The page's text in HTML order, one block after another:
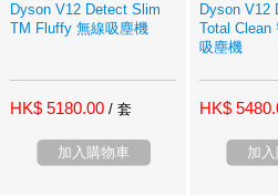
Dyson V12 Detect Slim
TM Fluffy 無線吸塵機
HK$ 5180.00 / 套
加入購物車
Dyson
Total Clean
吸塵機
HK$
加